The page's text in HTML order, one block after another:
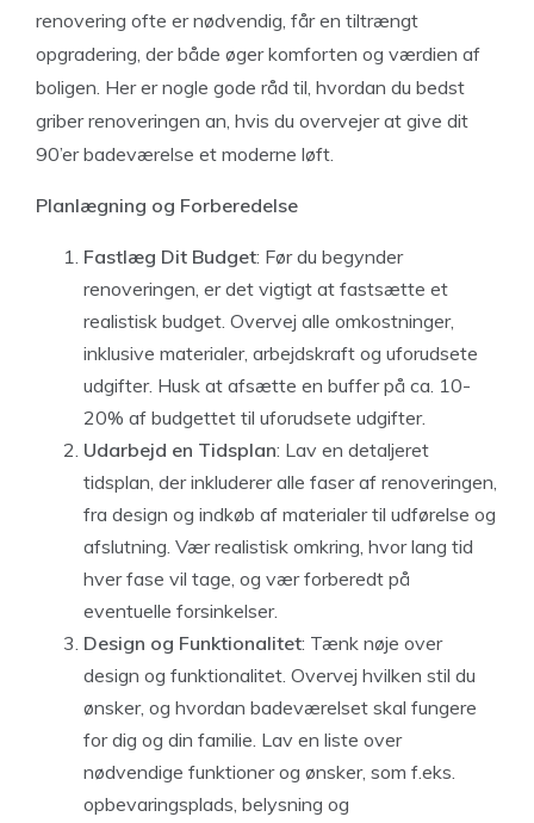
renovering ofte er nødvendig, får en tiltrængt
opgradering, der både øger komforten og værdien af
boligen. Her er nogle gode råd til, hvordan du bedst
griber renoveringen an, hvis du overvejer at give dit
90’er badeværelse et moderne løft.
Planlægning og Forberedelse
Fastlæg Dit Budget: Før du begynder
renoveringen, er det vigtigt at fastsætte et
realistisk budget. Overvej alle omkostninger,
inklusive materialer, arbejdskraft og uforudsete
udgifter. Husk at afsætte en buffer på ca. 10-
20% af budgettet til uforudsete udgifter.
Udarbejd en Tidsplan: Lav en detaljeret
tidsplan, der inkluderer alle faser af renoveringen,
fra design og indkøb af materialer til udførelse og
afslutning. Vær realistisk omkring, hvor lang tid
hver fase vil tage, og vær forberedt på
eventuelle forsinkelser.
Design og Funktionalitet: Tænk nøje over
design og funktionalitet. Overvej hvilken stil du
ønsker, og hvordan badeværelset skal fungere
for dig og din familie. Lav en liste over
nødvendige funktioner og ønsker, som f.eks.
opbevaringsplads, belysning og